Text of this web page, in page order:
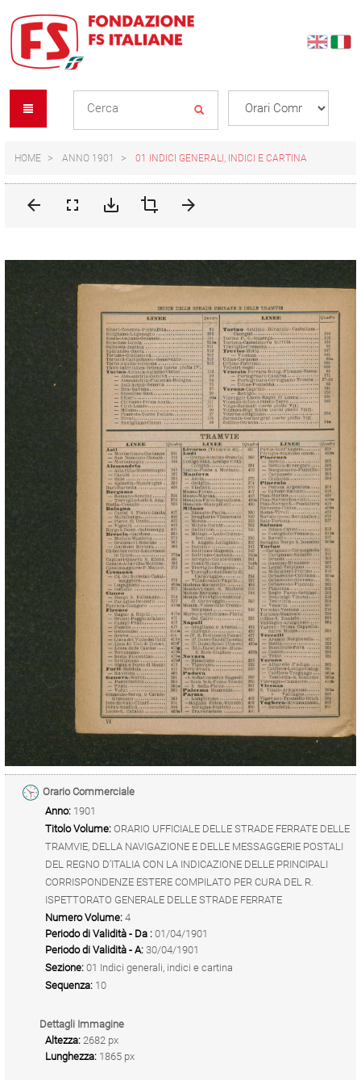
content
navigation
menu
HOME ANNO 1901 01 INDICI GENERALI, INDICI E CARTINA
Orario Commerciale
Anno: 1901
Titolo Volume: ORARIO UFFICIALE DELLE STRADE FERRATE DELLE
TRAMVIE, DELLA NAVIGAZIONE E DELLE MESSAGGERIE POSTALI
DEL REGNO D’ITALIA CON LA INDICAZIONE DELLE PRINCIPALI
CORRISPONDENZE ESTERE COMPILATO PER CURA DEL R.
ISPETTORATO GENERALE DELLE STRADE FERRATE
Numero Volume: 4
Periodo di Validità - Da : 01/04/1901
Periodo di Validità - A: 30/04/1901
Sezione: 01 Indici generali, indici e cartina
Sequenza: 10
Dettagli Immagine
Altezza: 2682 px
Lunghezza: 1865 px